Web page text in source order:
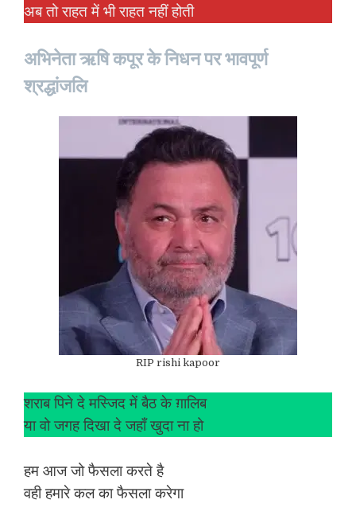
अब तो राहत में भी राहत नहीं होती
अभिनेता ऋषि कपूर के निधन पर भावपूर्ण
श्रद्धांजलि
RIP rishi kapoor
शराब पिने दे मस्जिद में बैठ के ग़ालिब
या वो जगह दिखा दे जहाँ खुदा ना हो
हम आज जो फैसला करते है
वही हमारे कल का फैसला करेगा